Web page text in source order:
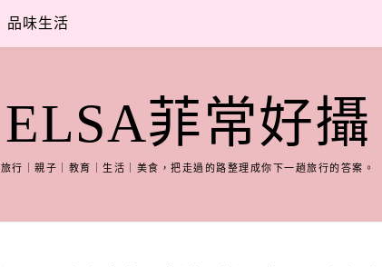
品味生活
ELSA菲常好攝
旅行｜親子｜教育｜生活｜美食，把走過的路整理成你下一趟旅行的答案。